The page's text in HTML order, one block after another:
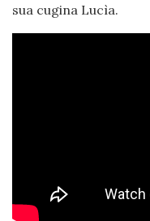
sua cugina Lucìa.